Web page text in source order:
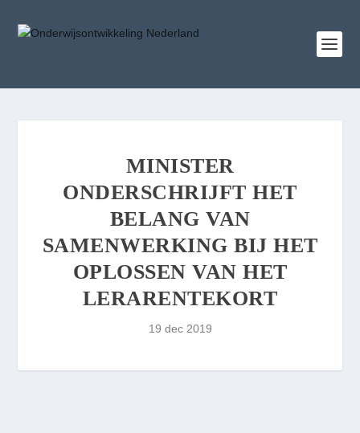
MINISTER
ONDERSCHRIJFT HET
BELANG VAN
SAMENWERKING BIJ HET
OPLOSSEN VAN HET
LERARENTEKORT
19 dec 2019